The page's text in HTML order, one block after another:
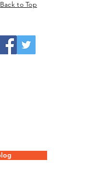
Back to Top